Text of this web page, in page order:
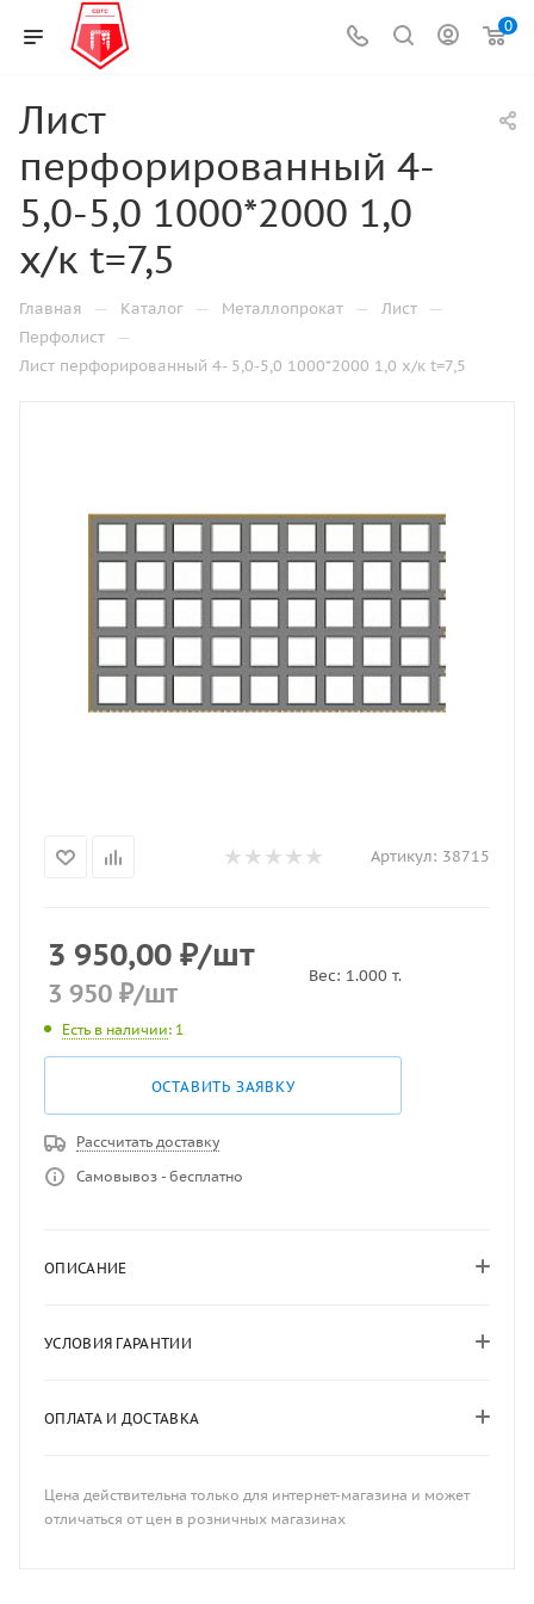
0
Лист
перфорированный 4-
5,0-5,0 1000*2000 1,0
х/к t=7,5
Главная — Каталог — Металлопрокат — Лист —
Перфолист —
Лист перфорированный 4- 5,0-5,0 1000*2000 1,0 х/к t=7,5
Артикул: 38715
3 950,00 ₽/шт
3 950 ₽/шт
Есть в наличии: 1
ОСТАВИТЬ ЗАЯВКУ
Вес: 1.000 т.
Рассчитать доставку
Самовывоз - бесплатно
ОПИСАНИЕ
УСЛОВИЯ ГАРАНТИИ
ОПЛАТА И ДОСТАВКА
Цена действительна только для интернет-магазина и может
отличаться от цен в розничных магазинах